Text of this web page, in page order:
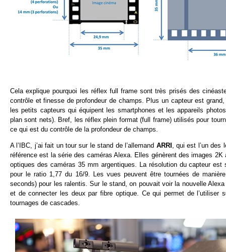
Cela explique pourquoi les réflex full frame sont très prisés des
contrôle et finesse de profondeur de champs. Plus un capteur est
les petits capteurs qui équipent les smartphones et les appareils
plan sont nets). Bref, les réflex plein format (full frame) utilisés pour
ce qui est du contrôle de la profondeur de champs.
A l’IBC, j’ai fait un tour sur le stand de l’allemand ARRI , qui est l’un
référence est la série des caméras Alexa. Elles génèrent des images
optiques des caméras 35 mm argentiques. La résolution du capteur
pour le ratio 1,77 du 16/9. Les vues peuvent être tournées de
seconds) pour les ralentis. Sur le stand, on pouvait voir la nouvelle
et de connecter les deux par fibre optique. Ce qui permet de
tournages de cascades.